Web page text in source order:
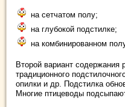
на сетчатом полу;
на глубокой подстилке;
на комбинированном
Второй вариант содержания
традиционного
опилки и др. Подстилка
Многие птицеводы